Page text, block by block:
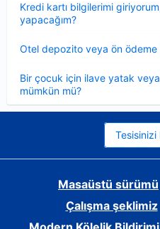
Kredi kartı bilgilerimi
yapacağım?
Otel depozito veya ön
Bir çocuk için ilave yatak
mümkün mü?
Masaüstü sürümü
Çalışma şeklimiz